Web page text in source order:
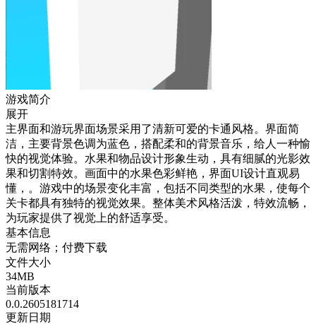
游戏简介
展开
主界面和游玩界面场景采用了清新可爱的卡通风格。界面简
洁，主要背景色调为蓝色，搭配柔和的背景音乐，给人一种愉
快的视觉体验。水果和物品设计形象生动，具有细腻的光影效
果和切割特效。画面中的水果色彩鲜艳，界面UI设计直观易
懂，。游戏中的场景变化丰富，包括不同类型的水果，使每个
关卡都具有独特的视觉效果。整体美术风格活泼，特效流畅，
为玩家提供了视觉上的舒适享受。
基本信息
无需网络；付费下载
文件大小
34MB
当前版本
0.0.2605181714
更新日期